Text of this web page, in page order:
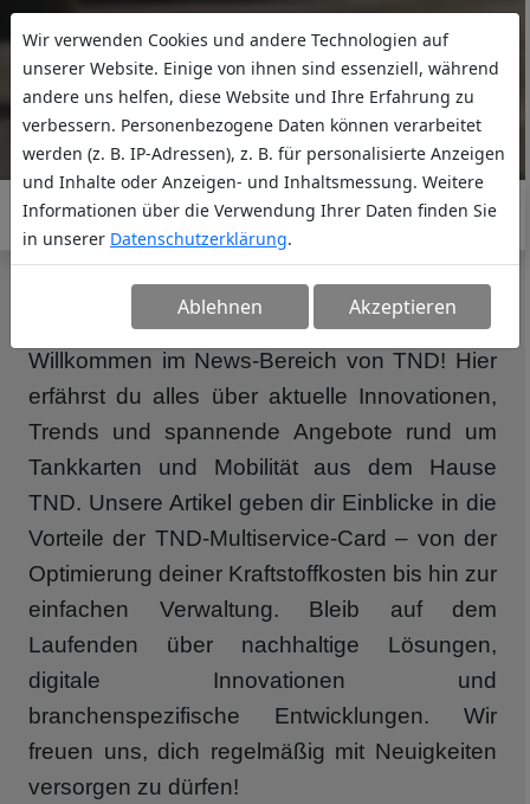
Willkommen im News-Bereich von TND! Hier
erfährst du alles über aktuelle Innovationen,
Trends und spannende Angebote rund um
Tankkarten und Mobilität aus dem Hause
TND. Unsere Artikel geben dir Einblicke in die
Vorteile der TND-Multiservice-Card – von der
Optimierung deiner Kraftstoffkosten bis hin zur
einfachen Verwaltung. Bleib auf dem
Laufenden über nachhaltige Lösungen,
digitale Innovationen und
branchenspezifische Entwicklungen. Wir
freuen uns, dich regelmäßig mit Neuigkeiten
versorgen zu dürfen!
Wir verwenden Cookies und andere Technologien auf
unserer Website. Einige von ihnen sind essenziell, während
andere uns helfen, diese Website und Ihre Erfahrung zu
verbessern. Personenbezogene Daten können verarbeitet
werden (z. B. IP-Adressen), z. B. für personalisierte Anzeigen
und Inhalte oder Anzeigen- und Inhaltsmessung. Weitere
Informationen über die Verwendung Ihrer Daten finden Sie
in unserer Datenschutzerklärung.
Ablehnen Akzeptieren